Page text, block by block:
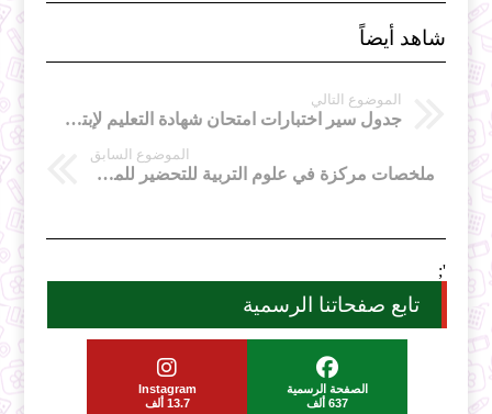
شاهد أيضاً
الموضوع التالي
جدول سير اختبارات امتحان شهادة التعليم لإبتدائي - بالتوفيق لكل ابناء الوطن
الموضوع السابق
ملخصات مركزة في علوم التربية للتحضير للمسابقات
';
تابع صفحاتنا الرسمية
الصفحة الرسمية
637 ألف
Instagram
13.7 ألف